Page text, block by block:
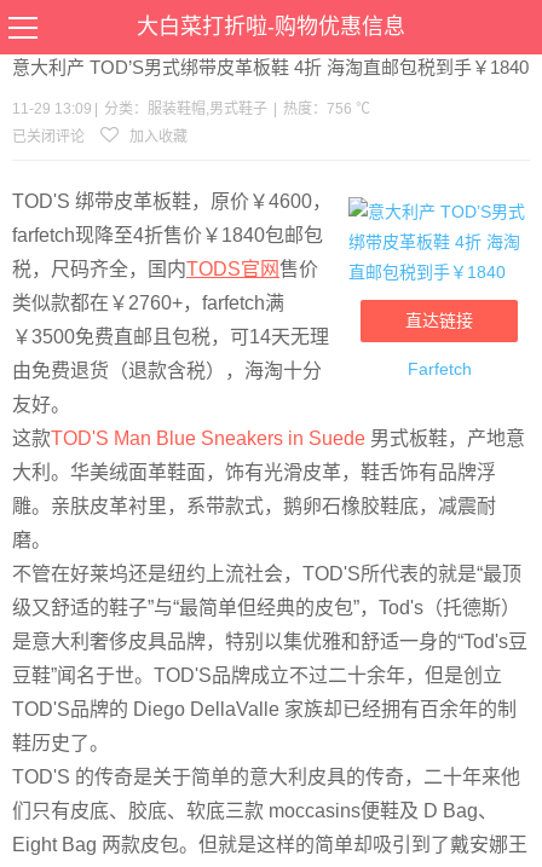
大白菜打折啦-购物优惠信息
当前位置： 优惠>服装鞋帽男式鞋子>文章详情
意大利产 TOD’S男式绑带皮革板鞋 4折 海淘直邮包税到手￥1840
11-29 13:09 分类： 服装鞋帽,男式鞋子
热度：756 ℃
已关闭评论
加入收藏
直达链接
Farfetch
TOD'S 绑带皮革板鞋，原价￥4600，
farfetch现降至4折售价￥1840包邮包
税，尺码齐全，国内TODS官网售价
类似款都在￥2760+，farfetch满
￥3500免费直邮且包税，可14天无理
由免费退货（退款含税），海淘十分
友好。
这款TOD'S Man Blue Sneakers in Suede 男式板鞋，产地意
大利。华美绒面革鞋面，饰有光滑皮革，鞋舌饰有品牌浮
雕。亲肤皮革衬里，系带款式，鹅卵石橡胶鞋底，减震耐
磨。
不管在好莱坞还是纽约上流社会，TOD'S所代表的就是“最顶
级又舒适的鞋子”与“最简单但经典的皮包”，Tod's（托德斯）
是意大利奢侈皮具品牌，特别以集优雅和舒适一身的“Tod's豆
豆鞋”闻名于世。TOD'S品牌成立不过二十余年，但是创立
TOD'S品牌的 Diego DellaValle 家族却已经拥有百余年的制
鞋历史了。
TOD'S 的传奇是关于简单的意大利皮具的传奇，二十年来他
们只有皮底、胶底、软底三款 moccasins便鞋及 D Bag、
Eight Bag 两款皮包。但就是这样的简单却吸引到了戴安娜王